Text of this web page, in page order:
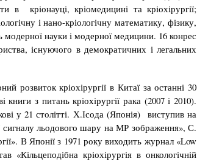
в кріонауці, кріомедицині та кріохірургії;
і нано-кріологічну математику, фізику,
науки і модерної медицини. 16 конрес
існуючого в демократичних і легальних
розвиток кріохірургії в Китаї за останні 30
з питань кріохірургії рака (2007 і 2010).
у 21 столітті. Х.Ісода (Японія) виступив на
сигналу льодового шару на МР зображення», С.
В Японії з 1971 року виходить журнал «Low
кріохірургія в онкологічній